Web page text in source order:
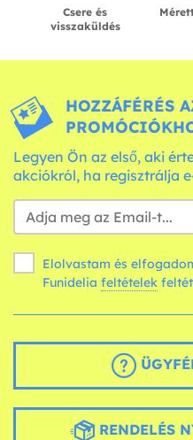
Csere és
visszaküldés
HOZZÁFÉRÉS
Legyen Ön az első, aki
akciókról, ha regisztrálja
Elolvastam és
Funidelia feltételek
RENDELÉS